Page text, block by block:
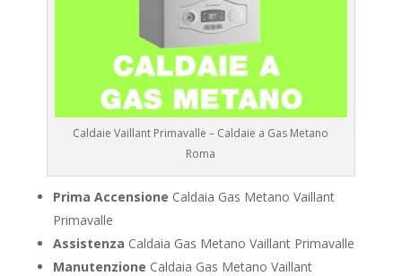
Caldaie Vaillant Primavalle – Caldaie a Gas Metano
Roma
Prima Accensione Caldaia Gas Metano Vaillant
Primavalle
Assistenza Caldaia Gas Metano Vaillant Primavalle
Manutenzione Caldaia Gas Metano Vaillant